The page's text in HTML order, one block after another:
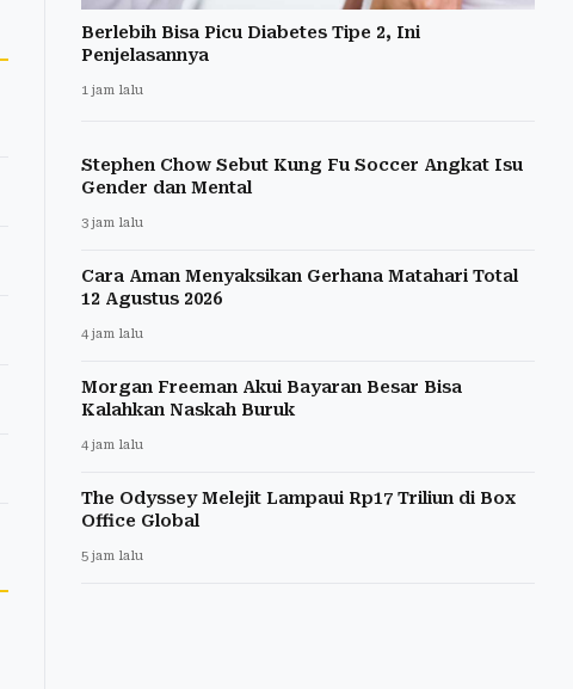
Berlebih Bisa Picu Diabetes Tipe 2, Ini
Penjelasannya
1 jam lalu
Stephen Chow Sebut Kung Fu Soccer Angkat Isu
Gender dan Mental
3 jam lalu
Cara Aman Menyaksikan Gerhana Matahari Total
12 Agustus 2026
4 jam lalu
Morgan Freeman Akui Bayaran Besar Bisa
Kalahkan Naskah Buruk
4 jam lalu
The Odyssey Melejit Lampaui Rp17 Triliun di Box
Office Global
5 jam lalu